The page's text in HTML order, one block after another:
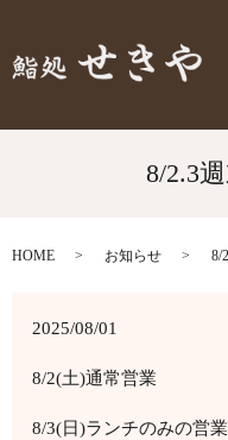
8/2.3
HOME お知らせ 8/
2025/08/01
8/2(土)通常営業
8/3(日)ランチのみの営業